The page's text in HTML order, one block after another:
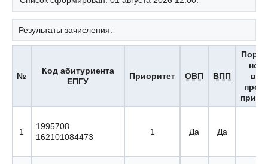
Результаты зачисления:
№
Код абитуриента
ЕПГУ
Приоритет ОВП ВПП
1
1995708
162101084473
1 Да Да